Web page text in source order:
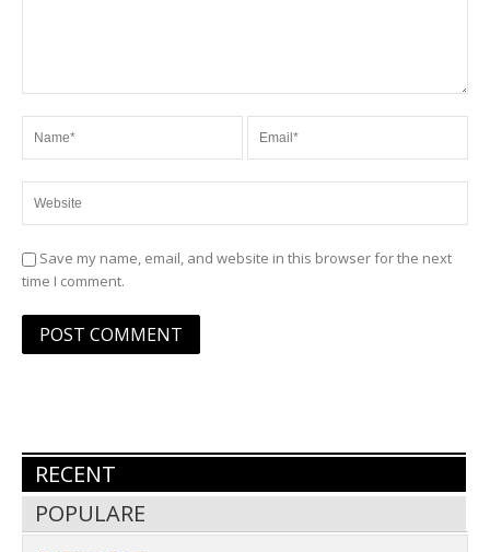
Save my name, email, and website in this browser for the next
time I comment.
RECENT
POPULARE